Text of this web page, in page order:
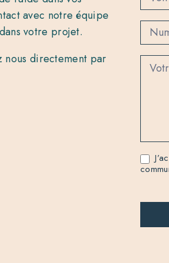
avec notre équipe
votre projet.
directement par
c
t